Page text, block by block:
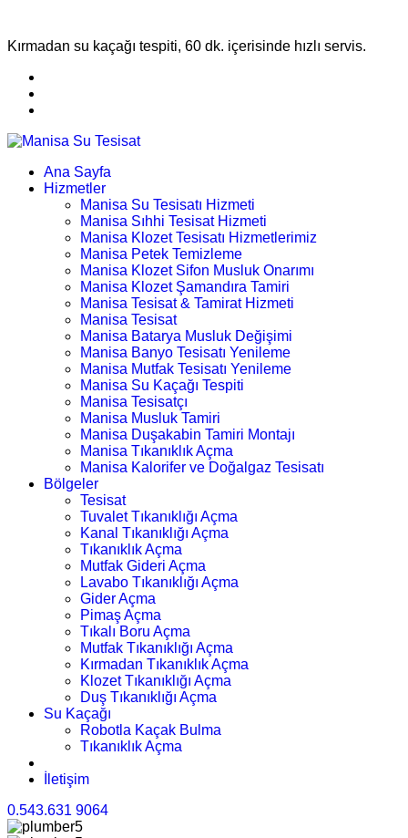
Kırmadan su kaçağı tespiti, 60 dk. içerisinde hızlı servis.
Ana Sayfa
Hizmetler
Manisa Su Tesisatı Hizmeti
Manisa Sıhhi Tesisat Hizmeti
Manisa Klozet Tesisatı Hizmetlerimiz
Manisa Petek Temizleme
Manisa Klozet Sifon Musluk Onarımı
Manisa Klozet Şamandıra Tamiri
Manisa Tesisat & Tamirat Hizmeti
Manisa Tesisat
Manisa Batarya Musluk Değişimi
Manisa Banyo Tesisatı Yenileme
Manisa Mutfak Tesisatı Yenileme
Manisa Su Kaçağı Tespiti
Manisa Tesisatçı
Manisa Musluk Tamiri
Manisa Duşakabin Tamiri Montajı
Manisa Tıkanıklık Açma
Manisa Kalorifer ve Doğalgaz Tesisatı
Bölgeler
Tesisat
Tuvalet Tıkanıklığı Açma
Kanal Tıkanıklığı Açma
Tıkanıklık Açma
Mutfak Gideri Açma
Lavabo Tıkanıklığı Açma
Gider Açma
Pimaş Açma
Tıkalı Boru Açma
Mutfak Tıkanıklığı Açma
Kırmadan Tıkanıklık Açma
Klozet Tıkanıklığı Açma
Duş Tıkanıklığı Açma
Su Kaçağı
Robotla Kaçak Bulma
Tıkanıklık Açma
İletişim
0.543.631 9064